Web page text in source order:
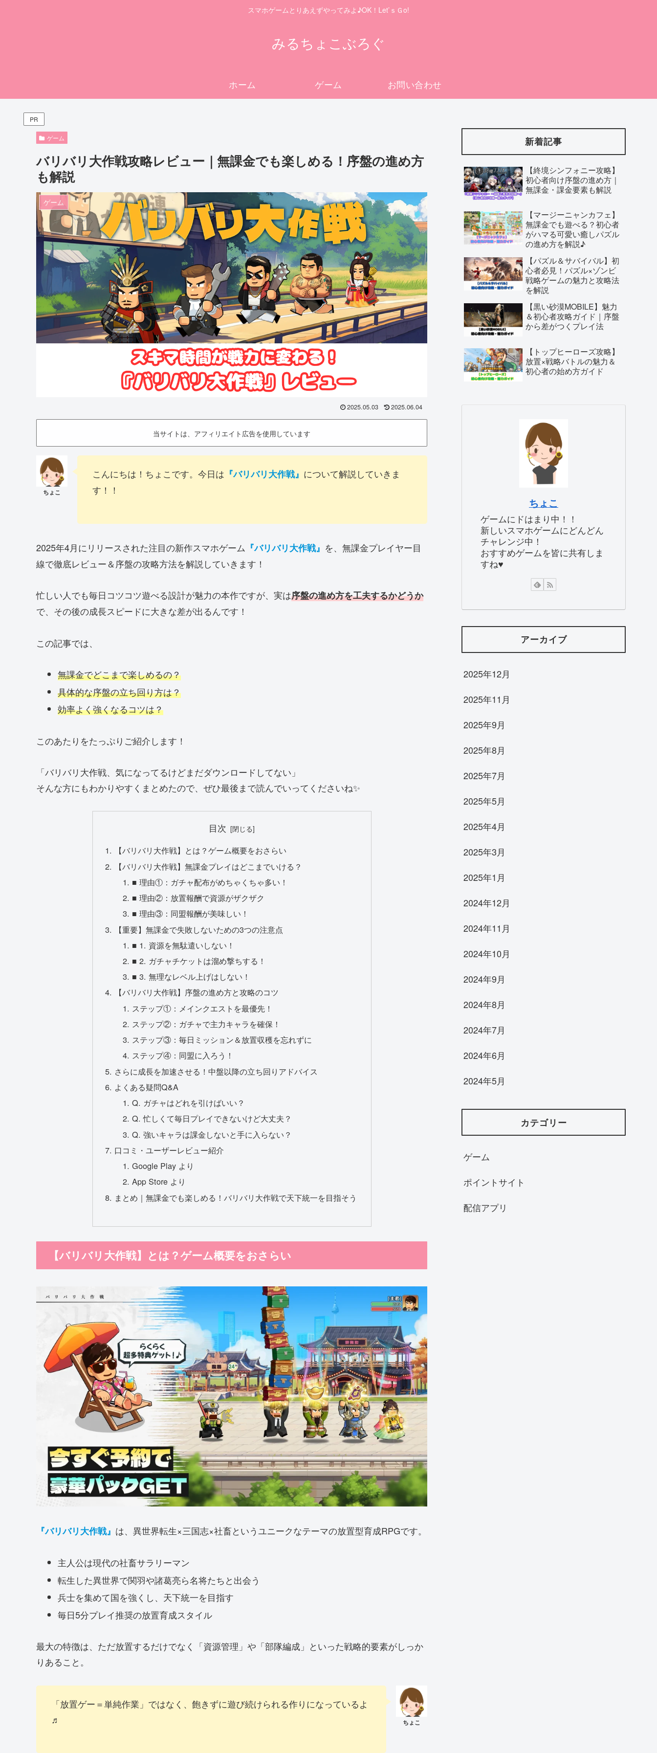
スマホゲームとりあえずやってみよ♪OK！Let’ｓＧo!
みるちょこぶろぐ
ホーム ゲーム お問い合わせ
PR
ゲーム
バリバリ大作戦攻略レビュー｜無課金でも楽しめる！序盤の進め方
も解説
ゲーム
2025.05.03 2025.06.04
当サイトは、アフィリエイト広告を使用しています
こんにちは！ちょこです。今日は 『バリバリ大作戦』 について解説していきま
す！！
2025年4月にリリースされた注目の新作スマホゲーム 『バリバリ大作戦』 を、無課金プレイヤー目
線で徹底レビュー＆序盤の攻略方法を解説していきます！
忙しい人でも毎日コツコツ遊べる設計が魅力の本作ですが、実は序盤の進め方を工夫するかどうか
で、その後の成長スピードに大きな差が出るんです！
この記事では、
無課金でどこまで楽しめるの？
具体的な序盤の立ち回り方は？
効率よく強くなるコツは？
このあたりをたっぷりご紹介します！
「バリバリ大作戦、気になってるけどまだダウンロードしてない」
そんな方にもわかりやすくまとめたので、ぜひ最後まで読んでいってくださいね✨
目次
【バリバリ大作戦】とは？ゲーム概要をおさらい
【バリバリ大作戦】無課金プレイはどこまでいける？
■ 理由①：ガチャ配布がめちゃくちゃ多い！
■ 理由②：放置報酬で資源がザクザク
■ 理由③：同盟報酬が美味しい！
【重要】無課金で失敗しないための3つの注意点
■ 1. 資源を無駄遣いしない！
■ 2. ガチャチケットは溜め撃ちする！
■ 3. 無理なレベル上げはしない！
【バリバリ大作戦】序盤の進め方と攻略のコツ
ステップ①：メインクエストを最優先！
ステップ②：ガチャで主力キャラを確保！
ステップ③：毎日ミッション＆放置収穫を忘れずに
ステップ④：同盟に入ろう！
さらに成長を加速させる！中盤以降の立ち回りアドバイス
よくある疑問Q&A
Q. ガチャはどれを引けばいい？
Q. 忙しくて毎日プレイできないけど大丈夫？
Q. 強いキャラは課金しないと手に入らない？
口コミ・ユーザーレビュー紹介
Google Play より
App Store より
まとめ｜無課金でも楽しめる！バリバリ大作戦で天下統一を目指そう
【バリバリ大作戦】とは？ゲーム概要をおさらい
『バリバリ大作戦』 は、異世界転生×三国志×社畜というユニークなテーマの放置型育成RPGです。
主人公は現代の社畜サラリーマン
転生した異世界で関羽や諸葛亮ら名将たちと出会う
兵士を集めて国を強くし、天下統一を目指す
毎日5分プレイ推奨の放置育成スタイル
最大の特徴は、ただ放置するだけでなく「資源管理」や「部隊編成」といった戦略的要素がしっか
りあること。
「放置ゲー＝単純作業」ではなく、飽きずに遊び続けられる作りになっているよ
♬
新着記事
【終境シンフォニー攻略】
初心者向け序盤の進め方｜
無課金・課金要素も解説
【マージーニャンカフェ】
無課金でも遊べる？初心者
がハマる可愛い癒しパズル
の進め方を解説♪
【パズル＆サバイバル】初
心者必見！パズル×ゾンビ
戦略ゲームの魅力と攻略法
を解説
【黒い砂漠MOBILE】魅力
＆初心者攻略ガイド｜序盤
から差がつくプレイ法
【トップヒーローズ攻略】
放置×戦略バトルの魅力＆
初心者の始め方ガイド
ちょこ
ゲームにドはまり中！！
新しいスマホゲームにどんどん
チャレンジ中！
おすすめゲームを皆に共有しま
すね♥
アーカイブ
2025年12月
2025年11月
2025年9月
2025年8月
2025年7月
2025年5月
2025年4月
2025年3月
2025年1月
2024年12月
2024年11月
2024年10月
2024年9月
2024年8月
2024年7月
2024年6月
2024年5月
カテゴリー
ゲーム
ポイントサイト
配信アプリ